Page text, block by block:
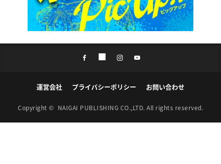
運営会社 プライバシーポリシー お問い合わせ
Copyright © NAIGAI PUBLISHING CO.,LTD. All rights reserved.